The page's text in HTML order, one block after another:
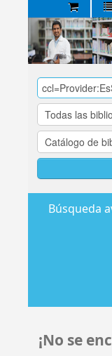
Biblioteca
Central
EsSalud
Búsqueda
¡No se